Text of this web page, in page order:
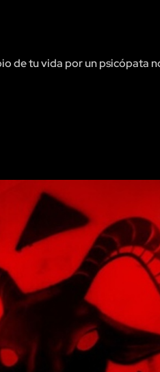
de tu vida por un psicópata